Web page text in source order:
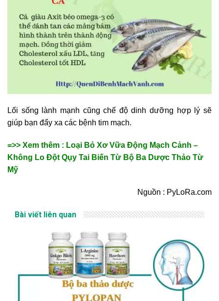
Lối sống lành mạnh cũng chế độ dinh dưỡng hợp lý sẽ
giúp bạn đẩy xa các bệnh tim mạch.
=>> Xem thêm : Loại Bỏ Xơ Vữa Động Mạch Cảnh –
Không Lo Đột Qụy Tai Biến Từ Bộ Ba Dược Thảo Từ
Mỹ
Nguồn : PyLoRa.com
Bài viết liên quan